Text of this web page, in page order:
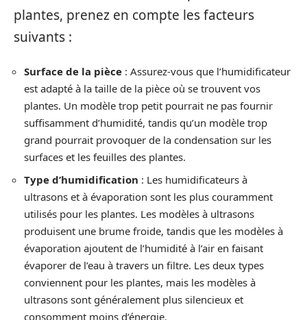
plantes, prenez en compte les facteurs
suivants :
Surface de la pièce : Assurez-vous que l’humidificateur
est adapté à la taille de la pièce où se trouvent vos
plantes. Un modèle trop petit pourrait ne pas fournir
suffisamment d’humidité, tandis qu’un modèle trop
grand pourrait provoquer de la condensation sur les
surfaces et les feuilles des plantes.
Type d’humidification : Les humidificateurs à
ultrasons et à évaporation sont les plus couramment
utilisés pour les plantes. Les modèles à ultrasons
produisent une brume froide, tandis que les modèles à
évaporation ajoutent de l’humidité à l’air en faisant
évaporer de l’eau à travers un filtre. Les deux types
conviennent pour les plantes, mais les modèles à
ultrasons sont généralement plus silencieux et
consomment moins d’énergie.